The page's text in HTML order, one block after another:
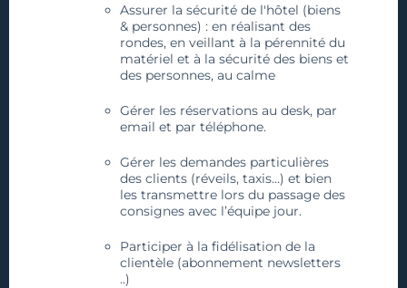
Assurer la sécurité de l'hôtel (biens
& personnes) : en réalisant des
rondes, en veillant à la pérennité du
matériel et à la sécurité des biens et
des personnes, au calme
Gérer les réservations au desk, par
email et par téléphone.
Gérer les demandes particulières
des clients (réveils, taxis…) et bien
les transmettre lors du passage des
consignes avec l’équipe jour.
Participer à la fidélisation de la
clientèle (abonnement newsletters
..)